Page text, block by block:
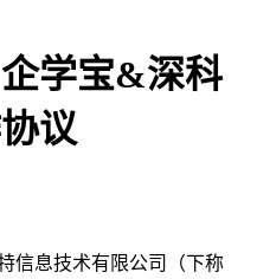
学宝&深科
议
信息技术有限公司（下称